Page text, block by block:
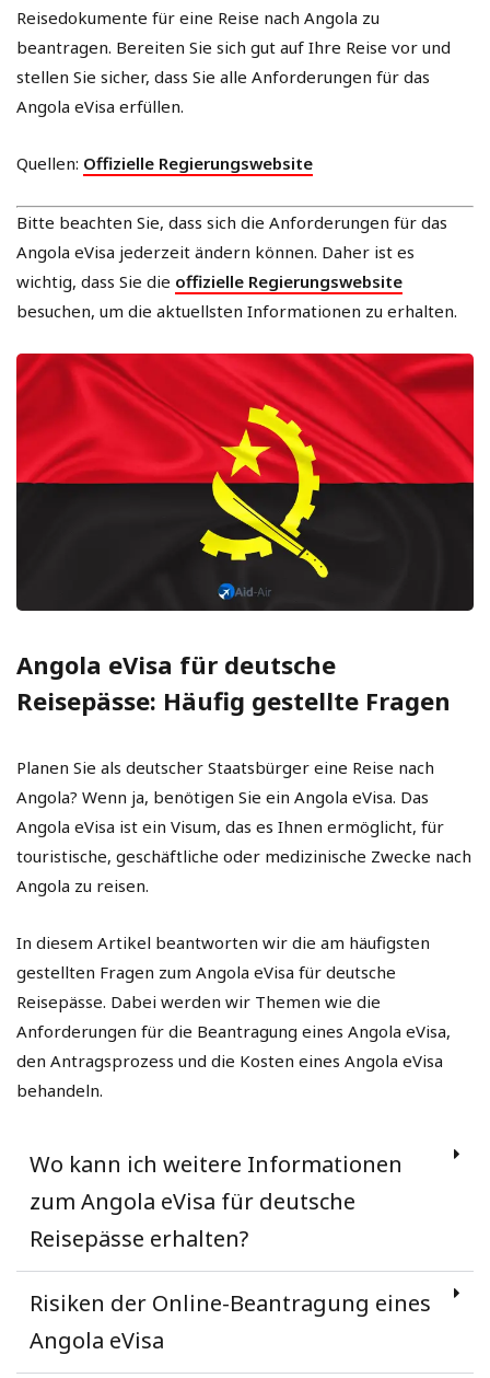
Reisedokumente für eine Reise nach Angola zu
beantragen. Bereiten Sie sich gut auf Ihre Reise vor und
stellen Sie sicher, dass Sie alle Anforderungen für das
Angola eVisa erfüllen.
Quellen: Offizielle Regierungswebsite
Bitte beachten Sie, dass sich die Anforderungen für das
Angola eVisa jederzeit ändern können. Daher ist es
wichtig, dass Sie die offizielle Regierungswebsite
besuchen, um die aktuellsten Informationen zu erhalten.
Angola eVisa für deutsche
Reisepässe: Häufig gestellte Fragen
Planen Sie als deutscher Staatsbürger eine Reise nach
Angola? Wenn ja, benötigen Sie ein Angola eVisa. Das
Angola eVisa ist ein Visum, das es Ihnen ermöglicht, für
touristische, geschäftliche oder medizinische Zwecke nach
Angola zu reisen.
In diesem Artikel beantworten wir die am häufigsten
gestellten Fragen zum Angola eVisa für deutsche
Reisepässe. Dabei werden wir Themen wie die
Anforderungen für die Beantragung eines Angola eVisa,
den Antragsprozess und die Kosten eines Angola eVisa
behandeln.
Wo kann ich weitere Informationen
zum Angola eVisa für deutsche
Reisepässe erhalten?
Risiken der Online-Beantragung eines
Angola eVisa